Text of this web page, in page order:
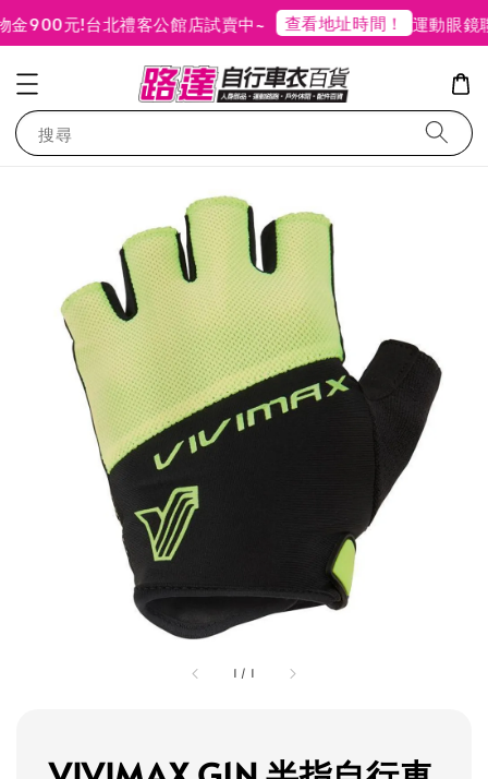
900元!台北禮客公館店試賣中~ 查看地址時間！ 運動眼鏡
搜尋
1 / 1